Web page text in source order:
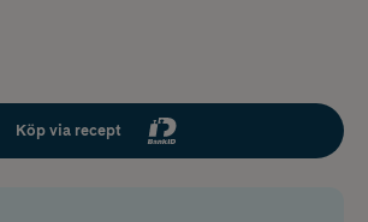
Köp via recept